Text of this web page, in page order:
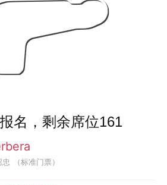
名，剩余席位161
忠 （标准门票）